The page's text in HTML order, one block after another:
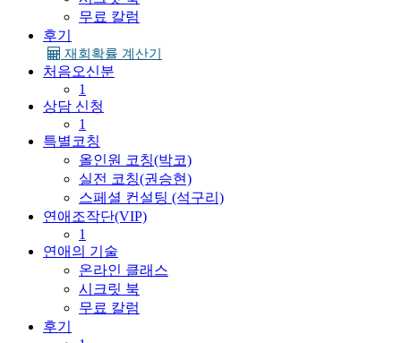
무료 칼럼
후기
재회확률 계산기
처음오신분
1
상담 신청
1
특별코칭
올인원 코칭(박코)
실전 코칭(권승현)
스페셜 컨설팅 (석구리)
연애조작단(VIP)
1
연애의 기술
온라인 클래스
시크릿 북
무료 칼럼
후기